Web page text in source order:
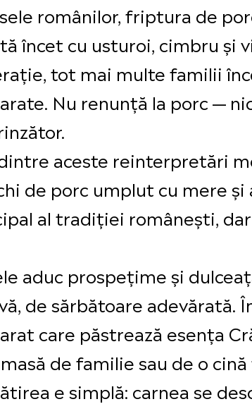
românilor, friptura de
încet cu usturoi, cimbru și
tot mai multe familii
Nu renunță la porc —
aceste reinterpretări
de porc umplut cu mere
al tradiției românești,
aduc prospețime și
de sărbătoare adevărată.
care păstrează esența
de familie sau de o
e simplă: carnea se